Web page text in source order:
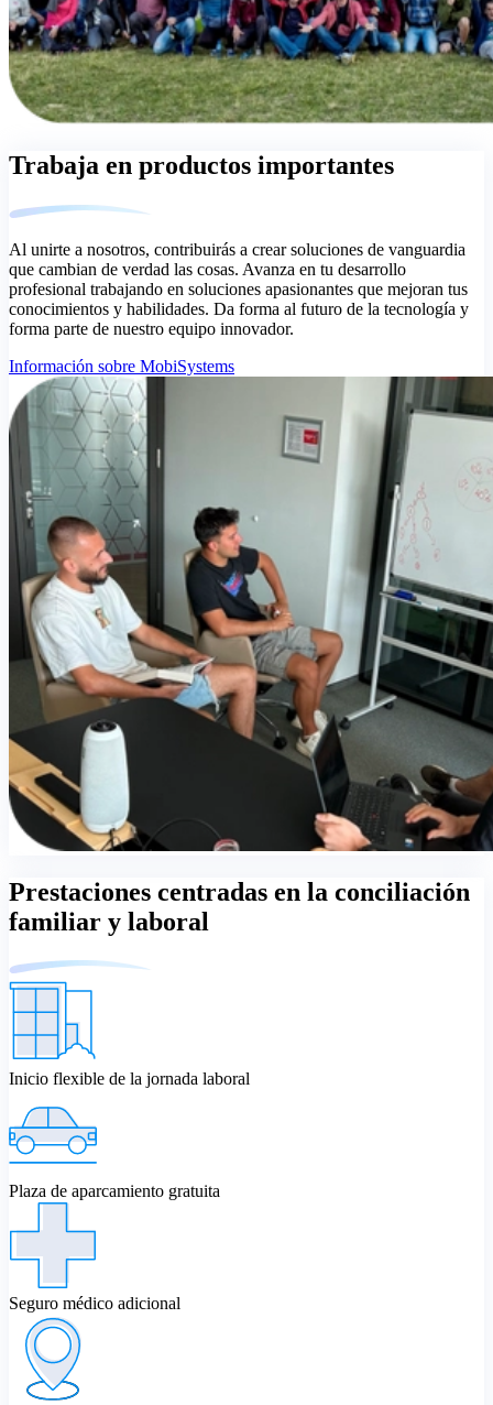
Trabaja en productos importantes
Al unirte a nosotros, contribuirás a crear soluciones de vanguardia
que cambian de verdad las cosas. Avanza en tu desarrollo
profesional trabajando en soluciones apasionantes que mejoran tus
conocimientos y habilidades. Da forma al futuro de la tecnología y
forma parte de nuestro equipo innovador.
Información sobre MobiSystems
Prestaciones centradas en la conciliación
familiar y laboral
Inicio flexible de la jornada laboral
Plaza de aparcamiento gratuita
Seguro médico adicional